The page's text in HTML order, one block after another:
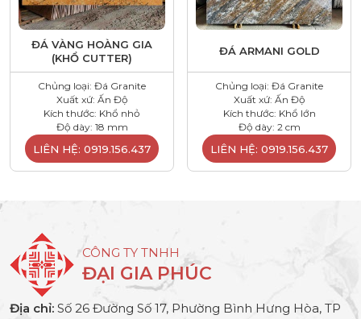
ĐÁ VÀNG HOÀNG GIA
(KHỔ CUTTER)
Chủng loại: Đá Granite
Xuất xứ: Ấn Độ
Kích thước: Khổ nhỏ
Độ dày: 18 mm
LIÊN HỆ: 0919.156.437
ĐÁ ARMANI GOLD
Chủng loại: Đá Granite
Xuất xứ: Ấn Độ
Kích thước: Khổ lớn
Độ dày: 2 cm
LIÊN HỆ: 0919.156.437
CÔNG TY TNHH
ĐẠI GIA PHÚC
Địa chỉ: Số 26 Đường Số 17, Phường Bình Hưng Hòa, TP